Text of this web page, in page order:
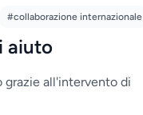
#collaborazione internazionale
aiuto
grazie all'intervento di